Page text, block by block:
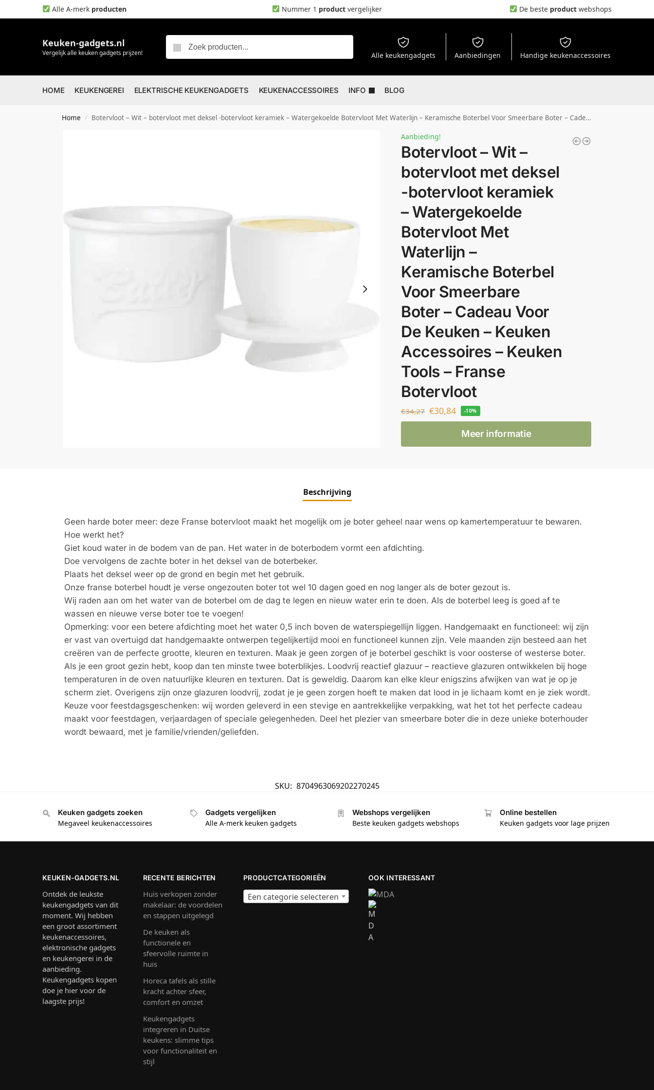
Alle A-merk producten Nummer 1 productvergelijker De beste product webshops
Keuken-gadgets.nl
Vergelijk alle keuken gadgets prijzen! Alle keukengadgets Aanbiedingen Handige keukenaccessoires
HOME KEUKENGEREI ELEKTRISCHE KEUKENGADGETS KEUKENACCESSOIRES INFO BLOG
Home / Botervloot – Wit – botervloot met deksel -botervloot keramiek – Watergekoelde Botervloot Met Waterlijn – Keramische Boterbel Voor Smeerbare Boter – Cadeau Voor De Keuken – Keuken Accessoires – Keuken Tools – Franse Botervloot
Aanbieding!
Botervloot – Wit –
botervloot met deksel
-botervloot keramiek
– Watergekoelde
Botervloot Met
Waterlijn –
Keramische Boterbel
Voor Smeerbare
Boter – Cadeau Voor
De Keuken – Keuken
Accessoires – Keuken
Tools – Franse
Botervloot
€34,27 €30,84 -10%
Meer informatie
Beschrijving
Geen harde boter meer: deze Franse botervloot maakt het mogelijk om je boter geheel naar wens op kamertemperatuur te bewaren.
Hoe werkt het?
Giet koud water in de bodem van de pan. Het water in de boterbodem vormt een afdichting.
Doe vervolgens de zachte boter in het deksel van de boterbeker.
Plaats het deksel weer op de grond en begin met het gebruik.
Onze franse boterbel houdt je verse ongezouten boter tot wel 10 dagen goed en nog langer als de boter gezout is.
Wij raden aan om het water van de boterbel om de dag te legen en nieuw water erin te doen. Als de boterbel leeg is goed af te
wassen en nieuwe verse boter toe te voegen!
Opmerking: voor een betere afdichting moet het water 0,5 inch boven de waterspiegellijn liggen. Handgemaakt en functioneel: wij zijn
er vast van overtuigd dat handgemaakte ontwerpen tegelijkertijd mooi en functioneel kunnen zijn. Vele maanden zijn besteed aan het
creëren van de perfecte grootte, kleuren en texturen. Maak je geen zorgen of je boterbel geschikt is voor oosterse of westerse boter.
Als je een groot gezin hebt, koop dan ten minste twee boterblikjes. Loodvrij reactief glazuur – reactieve glazuren ontwikkelen bij hoge
temperaturen in de oven natuurlijke kleuren en texturen. Dat is geweldig. Daarom kan elke kleur enigszins afwijken van wat je op je
scherm ziet. Overigens zijn onze glazuren loodvrij, zodat je je geen zorgen hoeft te maken dat lood in je lichaam komt en je ziek wordt.
Keuze voor feestdagsgeschenken: wij worden geleverd in een stevige en aantrekkelijke verpakking, wat het tot het perfecte cadeau
maakt voor feestdagen, verjaardagen of speciale gelegenheden. Deel het plezier van smeerbare boter die in deze unieke boterhouder
wordt bewaard, met je familie/vrienden/geliefden.
SKU: 8704963069202270245
Keuken gadgets zoeken
Megaveel keukenaccessoires
Gadgets vergelijken
Alle A-merk keuken gadgets
Webshops vergelijken
Beste keuken gadgets webshops
Online bestellen
Keuken gadgets voor lage prijzen
KEUKEN-GADGETS.NL
Ontdek de leukste
keukengadgets van dit
moment. Wij hebben
een groot assortiment
keukenaccessoires,
elektronische gadgets
en keukengerei in de
aanbieding.
Keukengadgets kopen
doe je hier voor de
laagste prijs!
RECENTE BERICHTEN
Huis verkopen zonder
makelaar: de voordelen
en stappen uitgelegd
De keuken als
functionele en
sfeervolle ruimte in
huis
Horeca tafels als stille
kracht achter sfeer,
comfort en omzet
Keukengadgets
integreren in Duitse
keukens: slimme tips
voor functionaliteit en
stijl
PRODUCTCATEGORIEËN
Een categorie selecteren
OOK INTERESSANT